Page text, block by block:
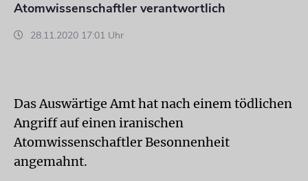
Atomwissenschaftler verantwortlich
28.11.2020 17:01 Uhr
Das Auswärtige Amt hat nach einem tödlichen
Angriff auf einen iranischen
Atomwissenschaftler Besonnenheit
angemahnt.